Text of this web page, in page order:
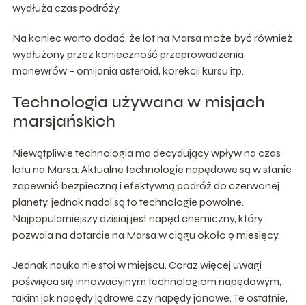
wydłuża czas podróży.
Na koniec warto dodać, że lot na Marsa może być również
wydłużony przez konieczność przeprowadzenia
manewrów – omijania asteroid, korekcji kursu itp.
Technologia używana w misjach
marsjańskich
Niewątpliwie technologia ma decydujący wpływ na czas
lotu na Marsa. Aktualne technologie napędowe są w stanie
zapewnić bezpieczną i efektywną podróż do czerwonej
planety, jednak nadal są to technologie powolne.
Najpopularniejszy dzisiaj jest napęd chemiczny, który
pozwala na dotarcie na Marsa w ciągu około 9 miesięcy.
Jednak nauka nie stoi w miejscu. Coraz więcej uwagi
poświęca się innowacyjnym technologiom napędowym,
takim jak napędy jądrowe czy napędy jonowe. Te ostatnie,